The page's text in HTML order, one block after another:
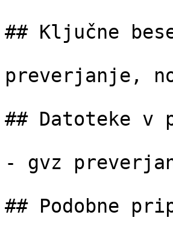
## Ključne
preverjanje,
## Datoteke v
- gvz
## Podobne